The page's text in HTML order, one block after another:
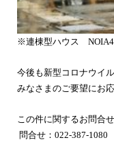
※連棟型ハウス
今後も新型コロナウイ
みなさまのご要望にお
この件に関するお問合
問合せ： 022-387-1080